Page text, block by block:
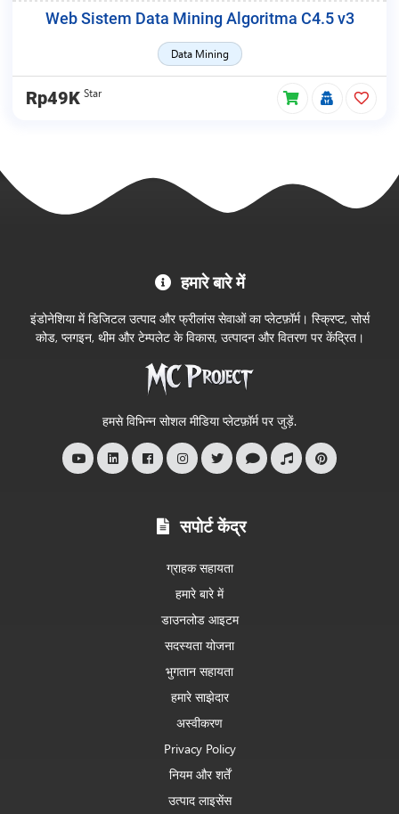
Web Sistem Data Mining Algoritma C4.5 v3
Data Mining
Rp49K Star
आधिकारिक
हमारे बारे में
इंडोनेशिया में डिजिटल उत्पाद और फ्रीलांस सेवाओं का प्लेटफ़ॉर्म। स्क्रिप्ट, सोर्स
कोड, प्लगइन, थीम और टेम्पलेट के विकास, उत्पादन और वितरण पर केंद्रित।
हमसे विभिन्न सोशल मीडिया प्लेटफ़ॉर्म पर जुड़ें.
सपोर्ट केंद्र
ग्राहक सहायता
हमारे बारे में
डाउनलोड आइटम
सदस्यता योजना
भुगतान सहायता
हमारे साझेदार
अस्वीकरण
Privacy Policy
नियम और शर्तें
उत्पाद लाइसेंस